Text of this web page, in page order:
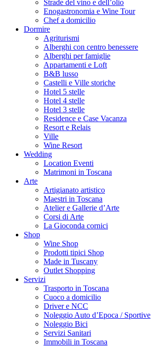
Strade del vino e dell’olio
Enogastronomia e Wine Tour
Chef a domicilio
Dormire
Agriturismi
Alberghi con centro benessere
Alberghi per famiglie
Appartamenti e Loft
B&B lusso
Castelli e Ville storiche
Hotel 5 stelle
Hotel 4 stelle
Hotel 3 stelle
Residence e Case Vacanza
Resort e Relais
Ville
Wine Resort
Wedding
Location Eventi
Matrimoni in Toscana
Arte
Artigianato artistico
Maestri in Toscana
Atelier e Gallerie d’Arte
Corsi di Arte
La Gioconda cornici
Shop
Wine Shop
Prodotti tipici Shop
Made in Tuscany
Outlet Shopping
Servizi
Trasporto in Toscana
Cuoco a domicilio
Driver e NCC
Noleggio Auto d’Epoca / Sportive
Noleggio Bici
Servizi Sanitari
Immobili in Toscana